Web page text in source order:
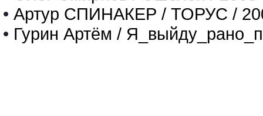
• Артур СПИНАКЕР / ТОРУС /
• Гурин Артём /